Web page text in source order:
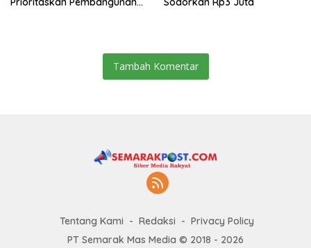
Tambah Komentar
Tentang Kami Redaksi
Privacy Policy
PT Semarak Mas Media © 2018 - 2026